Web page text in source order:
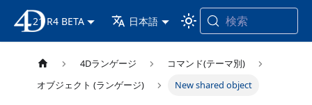
4D ドキュメンテーション
21 R4 BETA 日本語 検索
4Dランゲージ
コマンド(テーマ別)
オブジェクト (ランゲージ)
New shared object